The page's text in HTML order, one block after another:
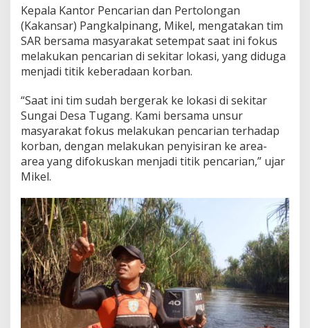
u
a
n
P
e
a
r
i
a
n
Kepala Kantor Pencarian dan Pertolongan
(Kakansar) Pangkalpinang, Mikel, mengatakan tim
SAR bersama masyarakat setempat saat ini fokus
melakukan pencarian di sekitar lokasi, yang diduga
menjadi titik keberadaan korban.
“Saat ini tim sudah bergerak ke lokasi di sekitar
Sungai Desa Tugang. Kami bersama unsur
masyarakat fokus melakukan pencarian terhadap
korban, dengan melakukan penyisiran ke area-
area yang difokuskan menjadi titik pencarian,” ujar
Mikel.